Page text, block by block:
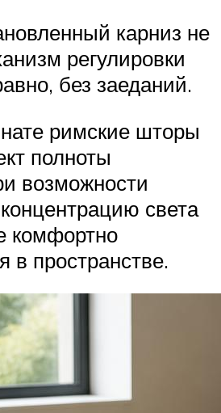
карниз не
регулировки
без заеданий.
римские шторы
полноты
возможности
света
комфортно
в пространстве.